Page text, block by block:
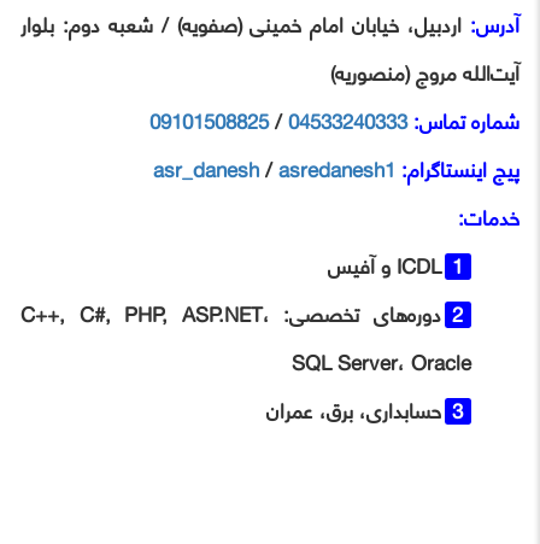
آدرس: اردبیل، خیابان امام خمینی (صفویه) / شعبه دوم: بلوار
آیت‌الله مروج (منصوریه)
شماره تماس:04533240333
/
09101508825
پیج اینستاگرام:
asr_danesh/asredanesh1
خدمات:
ICDL و آفیس
دوره‌های تخصصی: C++, C#, PHP, ASP.NET،
SQL Server، Oracle
حسابداری، برق، عمران